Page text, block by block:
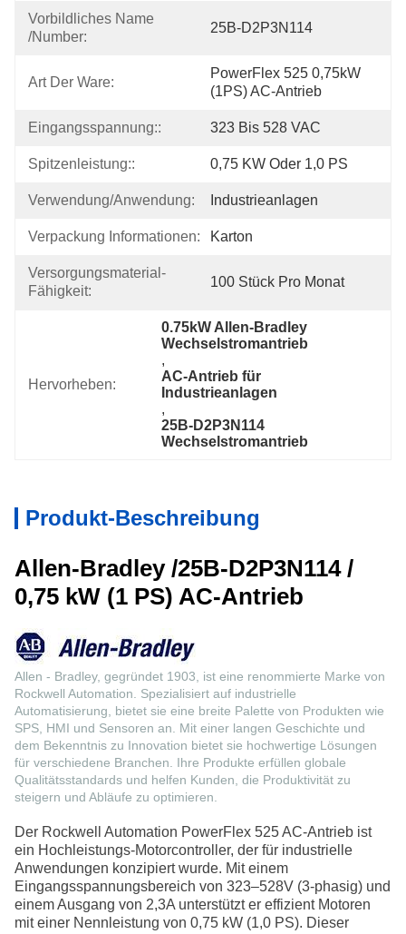
Vorbildliches Name
/Number:
25B-D2P3N114
Art Der Ware:
PowerFlex 525 0,75kW
(1PS) AC-Antrieb
Eingangsspannung:: 323 Bis 528 VAC
Spitzenleistung:: 0,75 KW Oder 1,0 PS
Verwendung/Anwendung: Industrieanlagen
Verpackung Informationen: Karton
Versorgungsmaterial-
Fähigkeit:
100 Stück Pro Monat
Hervorheben:
0.75kW Allen-Bradley
Wechselstromantrieb
,
AC-Antrieb für
Industrieanlagen
,
25B-D2P3N114
Wechselstromantrieb
Produkt-Beschreibung
Allen-Bradley /25B-D2P3N114 /
0,75 kW (1 PS) AC-Antrieb
Allen - Bradley, gegründet 1903, ist eine renommierte Marke von
Rockwell Automation. Spezialisiert auf industrielle
Automatisierung, bietet sie eine breite Palette von Produkten wie
SPS, HMI und Sensoren an. Mit einer langen Geschichte und
dem Bekenntnis zu Innovation bietet sie hochwertige Lösungen
für verschiedene Branchen. Ihre Produkte erfüllen globale
Qualitätsstandards und helfen Kunden, die Produktivität zu
steigern und Abläufe zu optimieren.
Der Rockwell Automation PowerFlex 525 AC-Antrieb ist
ein Hochleistungs-Motorcontroller, der für industrielle
Anwendungen konzipiert wurde. Mit einem
Eingangsspannungsbereich von 323–528V (3-phasig) und
einem Ausgang von 2,3A unterstützt er effizient Motoren
mit einer Nennleistung von 0,75 kW (1,0 PS). Dieser